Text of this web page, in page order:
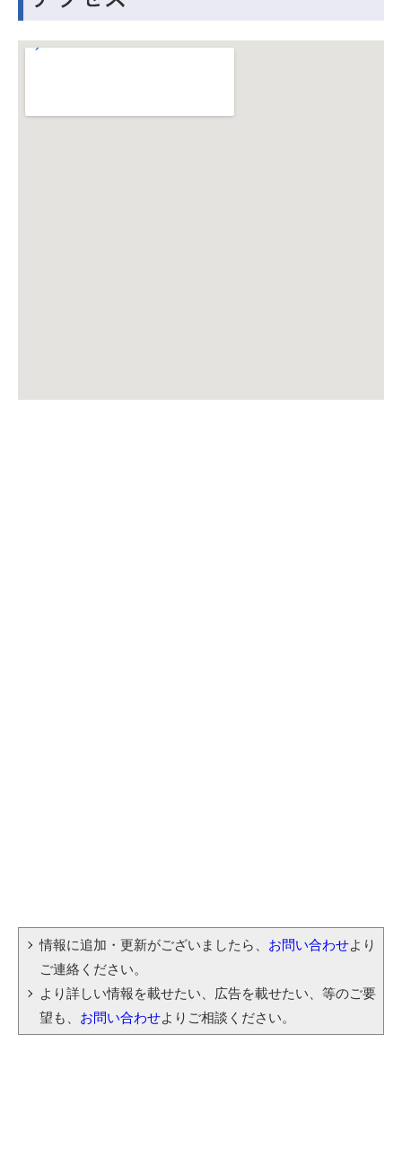
情報に追加・更新がございましたら、 お問い合わせより
ご連絡ください。
より詳しい情報を載せたい、広告を載せたい、等のご要
望も、 お問い合わせよりご相談ください。